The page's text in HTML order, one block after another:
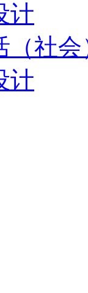
计
（社会
计